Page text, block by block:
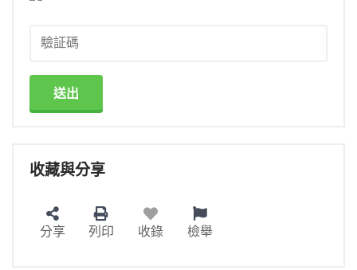
送出
收藏與分享
分享 列印 收錄 檢舉